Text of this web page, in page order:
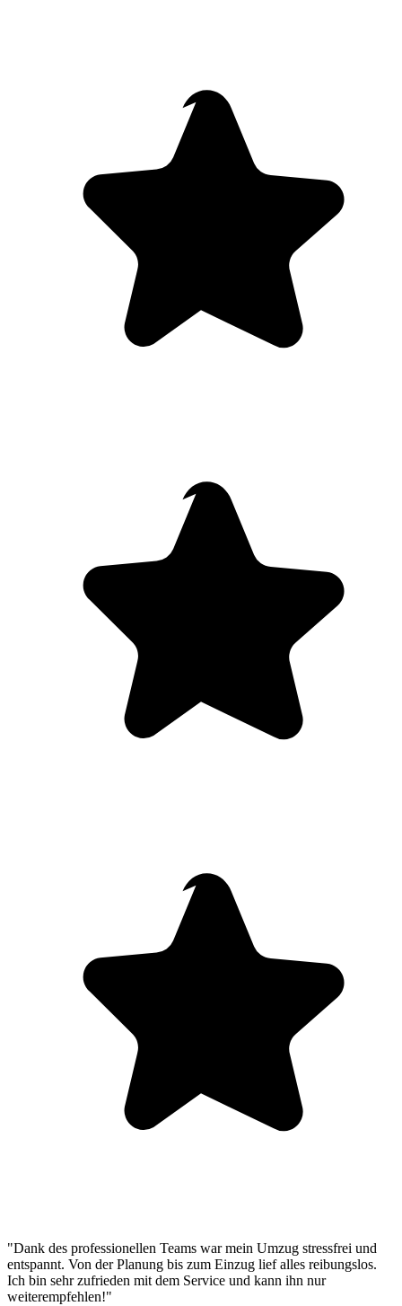
"Dank des professionellen Teams war mein Umzug stressfrei und
entspannt. Von der Planung bis zum Einzug lief alles reibungslos.
Ich bin sehr zufrieden mit dem Service und kann ihn nur
weiterempfehlen!"